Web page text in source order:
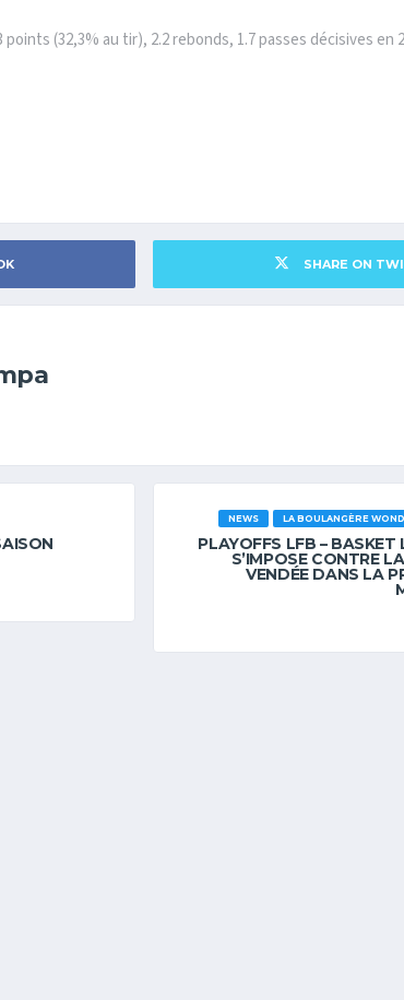
points (32,3% au tir), 2.2 rebonds, 1.7 passes décisives en
SHARE ON
LA BOULANGÈRE
NEWS
PLAYOFFS LFB – BASKET
S’IMPOSE CONTRE
VENDÉE DANS LA